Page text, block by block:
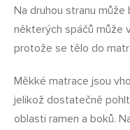
Na druhou stranu
některých spáčů může
protože se tělo do
Měkké matrace jsou
jelikož dostatečně
oblasti ramen a boků.